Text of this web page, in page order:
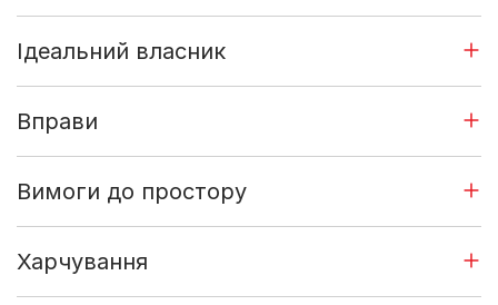
Ідеальний власник
Вправи
Вимоги до простору
Харчування